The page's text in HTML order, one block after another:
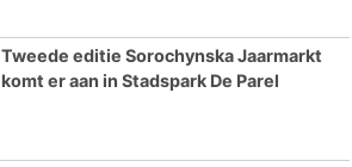
Tweede editie Sorochynska Jaarmarkt
komt er aan in Stadspark De Parel